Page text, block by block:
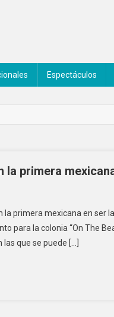
Espectáculos
la primera
la primera mexicana en ser
para la colonia “On The
que se puede […]